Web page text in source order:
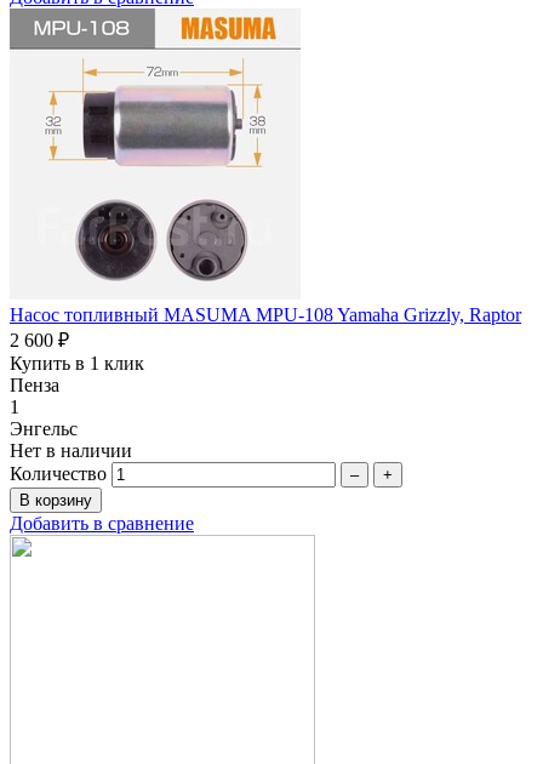
Насос топливный MASUMA MPU-108 Yamaha Grizzly, Raptor
2 600 ₽
Купить в 1 клик
Пенза
1
Энгельс
Нет в наличии
Количество
– +
Добавить в сравнение